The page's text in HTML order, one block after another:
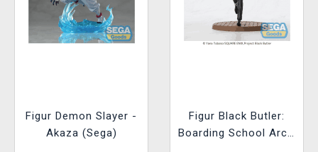
Figur Demon Slayer -
Akaza (Sega)
Figur Black Butler:
Boarding School Arc -